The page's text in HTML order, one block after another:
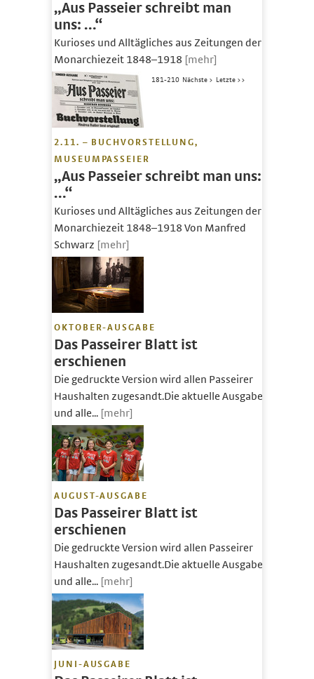
„Aus Passeier schreibt man
uns: …“
Kurioses und Alltägliches aus Zeitungen der
Monarchiezeit 1848–1918 [mehr]
2.11. – BUCHVORSTELLUNG,
MUSEUMPASSEIER
„Aus Passeier schreibt man uns:
…“
Kurioses und Alltägliches aus Zeitungen der
Monarchiezeit 1848–1918 Von Manfred
Schwarz [mehr]
OKTOBER-AUSGABE
Das Passeirer Blatt ist
erschienen
Die gedruckte Version wird allen Passeirer
Haushalten zugesandt.Die aktuelle Ausgabe
und alle... [mehr]
AUGUST-AUSGABE
Das Passeirer Blatt ist
erschienen
Die gedruckte Version wird allen Passeirer
Haushalten zugesandt.Die aktuelle Ausgabe
und alle... [mehr]
JUNI-AUSGABE
181-210 Nächste > Letzte >>